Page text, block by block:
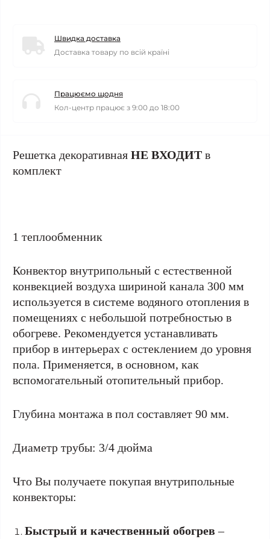
Швидка доставка
Доставка товару по всій країні
Працюємо щодня
Кол-центр працює з 9:00 до 18:00
Решетка декоративная НЕ ВХОДИТ в
комплект
1 теплообменник
Конвектор внутрипольный с естественной
конвекцией воздуха шириной канала 300 мм
используется в системе водяного отопления в
помещениях с небольшой потребностью в
обогреве. Рекомендуется устанавливать
прибор в интерьерах с остеклением до уровня
пола. Применяется, в основном, как
вспомогательный отопительный прибор.
Глубина монтажа в пол составляет 90 мм.
Диаметр трубы: 3/4 дюйма
Что Вы получаете покупая внутрипольные
конвекторы:
Быстрый и качественный обогрев–